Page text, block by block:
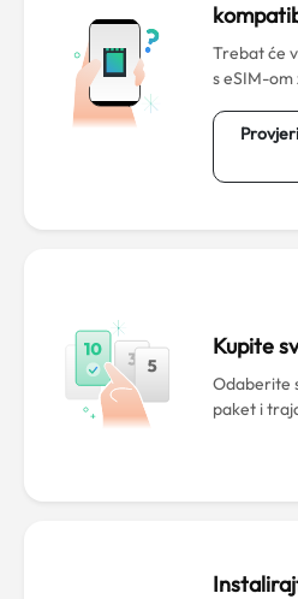
Trebat će
s eSIM-
Kupite
Odaberite
paket i